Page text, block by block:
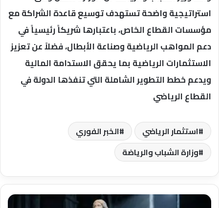
استراتيجية واضحة تستهدف توسيع قاعدة الشراكة مع
مؤسسات القطاع الخاص، باعتبارها شريكاً رئيسياً في
دعم المواهب الرياضية وصناعة الأبطال، فضلاً عن تعزيز
الاستثمارات الرياضية بما يحقق الاستدامة المالية
ويدعم خطط التطوير الشاملة التي تنفذها الدولة في
القطاع الرياضي
استثمار الرياضي
الخبر الفوري
وزارة الشباب والرياضة
مرمر